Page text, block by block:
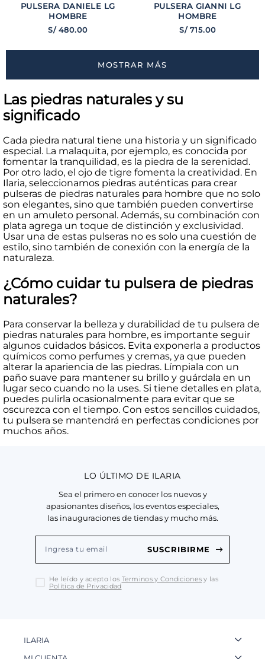
PULSERA DANIELE LG
HOMBRE
S/ 480.00
PULSERA GIANNI LG
HOMBRE
S/ 715.00
MOSTRAR MÁS
Las piedras naturales y su
significado
Cada piedra natural tiene una historia y un significado
especial. La malaquita, por ejemplo, es conocida por
fomentar la tranquilidad, es la piedra de la serenidad.
Por otro lado, el ojo de tigre fomenta la creatividad. En
Ilaria, seleccionamos piedras auténticas para crear
pulseras de piedras naturales para hombre que no solo
son elegantes, sino que también pueden convertirse
en un amuleto personal. Además, su combinación con
plata agrega un toque de distinción y exclusividad.
Usar una de estas pulseras no es solo una cuestión de
estilo, sino también de conexión con la energía de la
naturaleza.
¿Cómo cuidar tu pulsera de piedras
naturales?
Para conservar la belleza y durabilidad de tu pulsera de
piedras naturales para hombre, es importante seguir
algunos cuidados básicos. Evita exponerla a productos
químicos como perfumes y cremas, ya que pueden
alterar la apariencia de las piedras. Límpiala con un
paño suave para mantener su brillo y guárdala en un
lugar seco cuando no la uses. Si tiene detalles en plata,
puedes pulirla ocasionalmente para evitar que se
oscurezca con el tiempo. Con estos sencillos cuidados,
tu pulsera se mantendrá en perfectas condiciones por
muchos años.
LO ÚLTIMO DE ILARIA
Sea el primero en conocer los nuevos y
apasionantes diseños, los eventos especiales,
las inauguraciones de tiendas y mucho más.
SUSCRIBIRME
He leído y acepto los Terminos y Condiciones y las
Política de Privacidad
ILARIA
La Marca